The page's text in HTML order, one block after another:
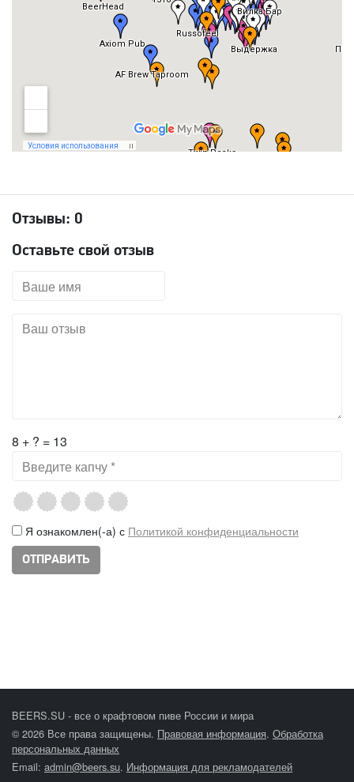
Отзывы: 0
Оставьте свой отзыв
8 + ? = 13
Я ознакомлен(-а) с Политикой конфиденциальности
BEERS.SU - все о крафтовом пиве России и мира
© 2026 Все права защищены. Правовая информация. Обработка
персональных данных
Email: admin@beers.su. Информация для рекламодателей